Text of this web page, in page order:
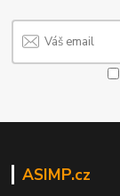
ASIMP.cz